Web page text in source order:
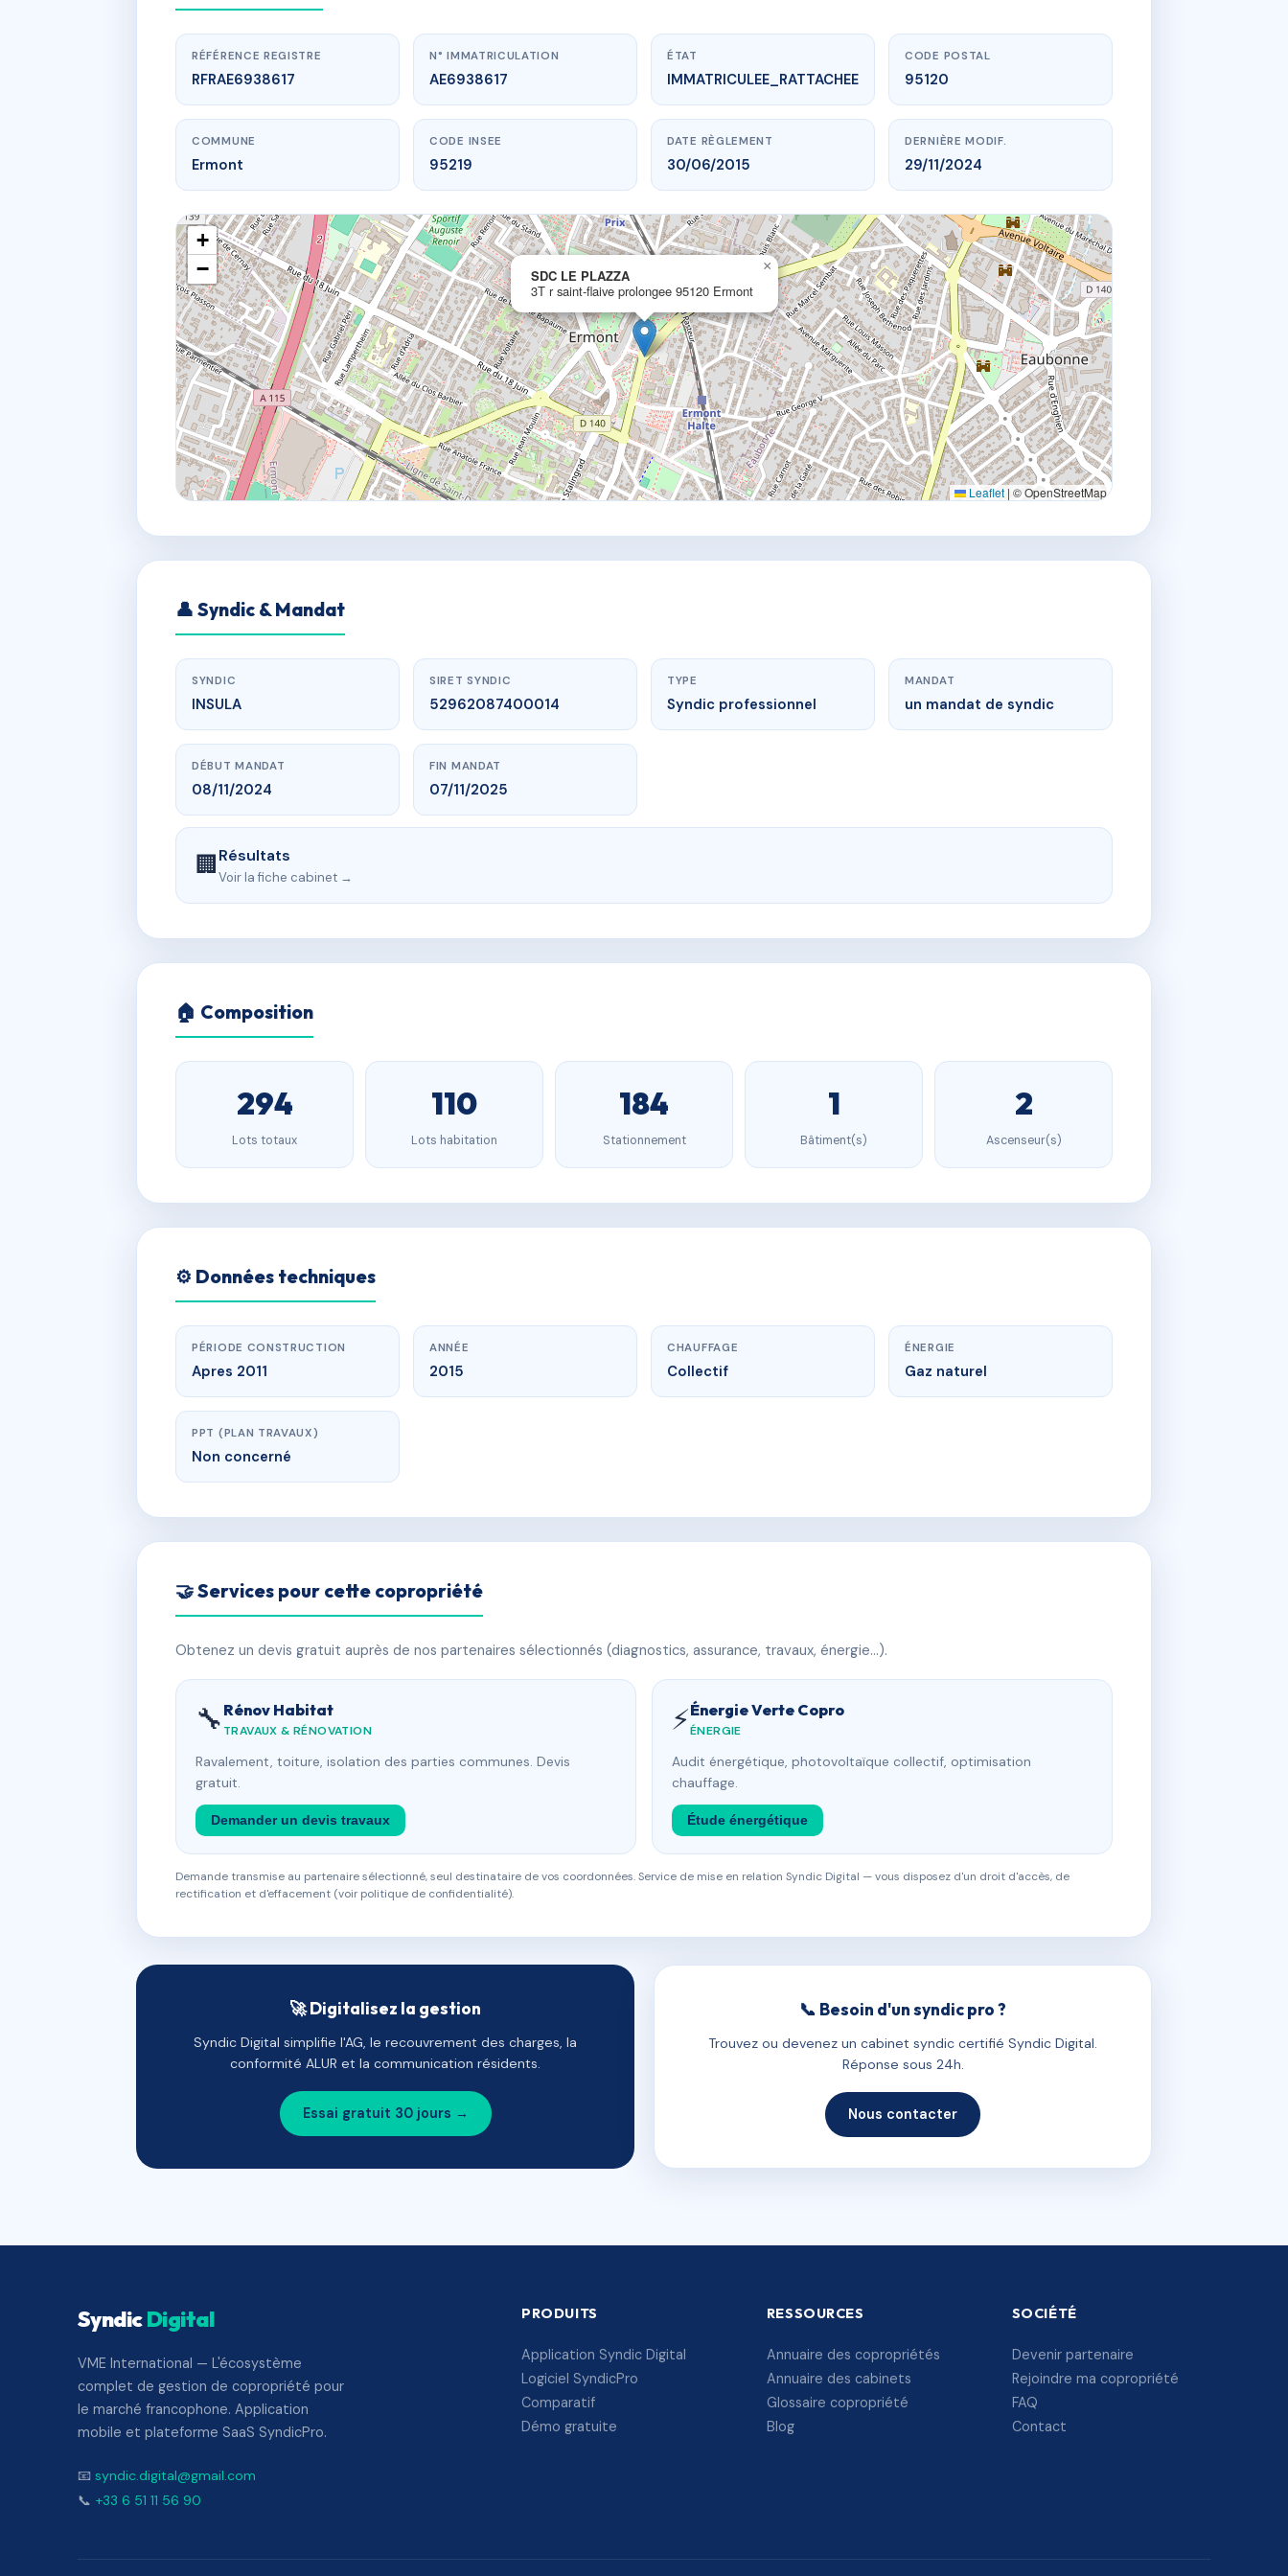
www.vme.plus/AE6938617
SDC LE PLAZZA
3T r saint-flaive prolongee95120 Ermont
RÉFÉRENCE REGISTRE
RFRAE6938617
N° IMMATRICULATION
AE6938617
ÉTAT
IMMATRICULEE_RATTACHEE
CODE POSTAL
95120
COMMUNE
Ermont
CODE INSEE
95219
DATE RÈGLEMENT
30/06/2015
DERNIÈRE MODIF.
29/11/2024
SDC LE PLAZZA
3T r saint-flaive prolongee 95120 Ermont
×
+
−
Leaflet | © OpenStreetMap
👤 Syndic & Mandat
SYNDIC
INSULA
SIRET SYNDIC
52962087400014
TYPE
Syndic professionnel
MANDAT
un mandat de syndic
DÉBUT MANDAT
08/11/2024
FIN MANDAT
07/11/2025
🏢Résultats
Voir la fiche cabinet →
🏠 Composition
294
Lots totaux
110
Lots habitation
184
Stationnement
1
Bâtiment(s)
2
Ascenseur(s)
⚙️ Données techniques
PÉRIODE CONSTRUCTION
Apres 2011
ANNÉE
2015
CHAUFFAGE
Collectif
ÉNERGIE
Gaz naturel
PPT (PLAN TRAVAUX)
Non concerné
🤝 Services pour cette copropriété
Obtenez un devis gratuit auprès de nos partenaires sélectionnés (diagnostics, assurance, travaux, énergie…).
🔧 Rénov Habitat
TRAVAUX & RÉNOVATION
Ravalement, toiture, isolation des parties communes. Devis
gratuit.
Demander un devis travaux
⚡Énergie Verte Copro
ÉNERGIE
Audit énergétique, photovoltaïque collectif, optimisation
chauffage.
Étude énergétique
Demande transmise au partenaire sélectionné, seul destinataire de vos coordonnées. Service de mise en relation Syndic Digital — vous disposez d'un droit d'accès, de
rectification et d'effacement (voir politique de confidentialité).
🚀 Digitalisez la gestion
Syndic Digital simplifie l'AG, le recouvrement des charges, la
conformité ALUR et la communication résidents.
Essai gratuit 30 jours →
📞 Besoin d'un syndic pro ?
Trouvez ou devenez un cabinet syndic certifié Syndic Digital.
Réponse sous 24h.
Nous contacter
SyndicDigital
VME International — L'écosystème
complet de gestion de copropriété pour
le marché francophone. Application
mobile et plateforme SaaS SyndicPro.
📧 syndic.digital@gmail.com
📞 +33 6 51 11 56 90
PRODUITS
Application Syndic Digital
Logiciel SyndicPro
Comparatif
Démo gratuite
RESSOURCES
Annuaire des copropriétés
Annuaire des cabinets
Glossaire copropriété
Blog
SOCIÉTÉ
Devenir partenaire
Rejoindre ma copropriété
FAQ
Contact